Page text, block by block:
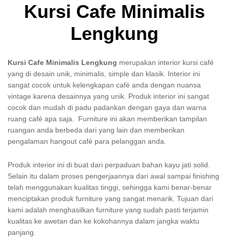
Kursi Cafe Minimalis
Lengkung
Kursi Cafe Minimalis Lengkung merupakan interior kursi café
yang di desain unik, minimalis, simple dan klasik. Interior ini
sangat cocok untuk kelengkapan café anda dengan nuansa
vintage karena desainnya yang unik. Produk interior ini sangat
cocok dan mudah di padu padankan dengan gaya dan warna
ruang café apa saja. Furniture ini akan memberikan tampilan
ruangan anda berbeda dari yang lain dan memberikan
pengalaman hangout café para pelanggan anda.
Produk interior ini di buat dari perpaduan bahan kayu jati solid.
Selain itu dalam proses pengerjaannya dari awal sampai finishing
telah menggunakan kualitas tinggi, sehingga kami benar-benar
menciptakan produk furniture yang sangat menarik. Tujuan dari
kami adalah menghasilkan furniture yang sudah pasti terjamin
kualitas ke awetan dan ke kokohannya dalam jangka waktu
panjang.